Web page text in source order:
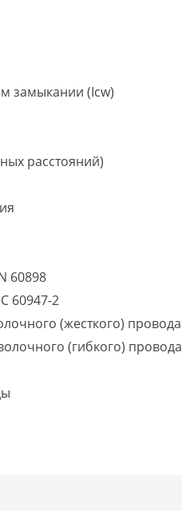
замыкании (Icw)
расстояний)
60898
60947-2
(жесткого) провода
(гибкого) провода